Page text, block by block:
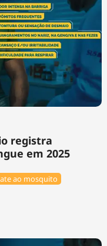
registra
em 2025
ao mosquito